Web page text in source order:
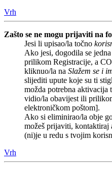
Vrh
Zašto se ne mogu prijaviti na
Jesi li upisao/la točno
Ako jesi, dogodila se
prilikom Registracije, a
kliknuo/la na Slažem se i
slijediti upute koje su ti
možda potrebna aktivacija
vidio/la obavijest ili
elektroničkom poštom].
Ako si eliminirao/la obje
možeš prijaviti, kontaktiraj
(ni)je u redu s tvojim
Vrh